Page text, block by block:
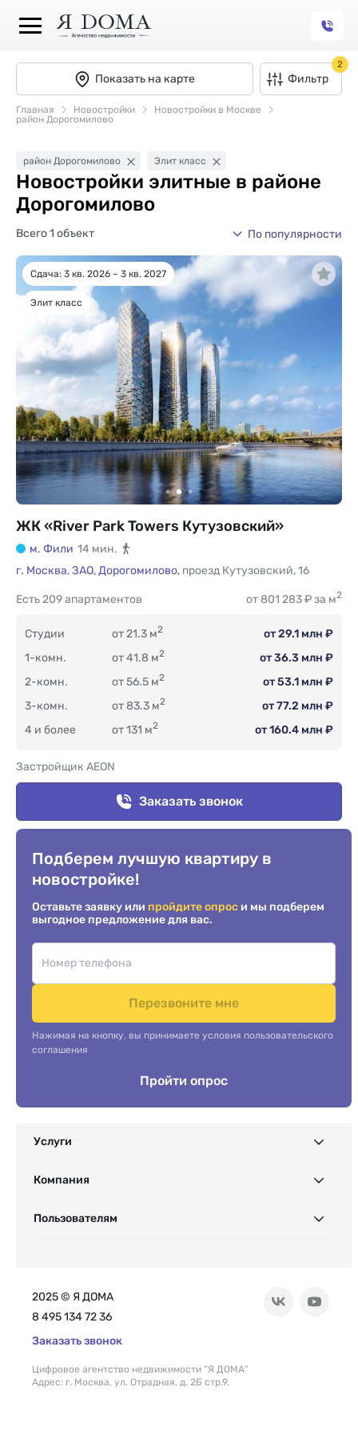
Показать на карте Фильтр
2
Главная Новостройки
Новостройки в Москве
район Дорогомилово
район Дорогомилово Элит класс
Новостройки элитные в районе
Дорогомилово
Всего 1 объект По популярности
ЖК «River Park Towers Кутузовский»
м. Фили 14 мин.
г. Москва,ЗАО,Дорогомилово, проезд Кутузовский,16
209 апартаментов
Есть от 801 283 ₽ за м2
Студии от 21.3 м2
от 29.1 млн ₽
1-комн.
от 41.8 м2
от 36.3 млн ₽
2-комн.
от 56.5 м2
от 53.1 млн ₽
3-комн.
от 83.3 м2
от 77.2 млн ₽
4 и более
от 131 м2 от 160.4 млн ₽
Застройщик AEON
Заказать звонок
Сдача: 3 кв. 2026 – 3 кв. 2027
Элит класс
Подберем лучшую квартиру в
новостройке!
Оставьте заявку или пройдите опрос и мы подберем
выгодное предложение для вас.
Перезвоните мне
Нажимая на кнопку, вы принимаете условия пользовательского
соглашения
Пройти опрос
Услуги
Компания
Пользователям
2025 © Я ДОМА
8 495 134 72 36
Заказать звонок
Цифровое агентство недвижимости “Я ДОМА”
Адрес: г. Москва, ул. Отрадная, д. 2Б стр.9.